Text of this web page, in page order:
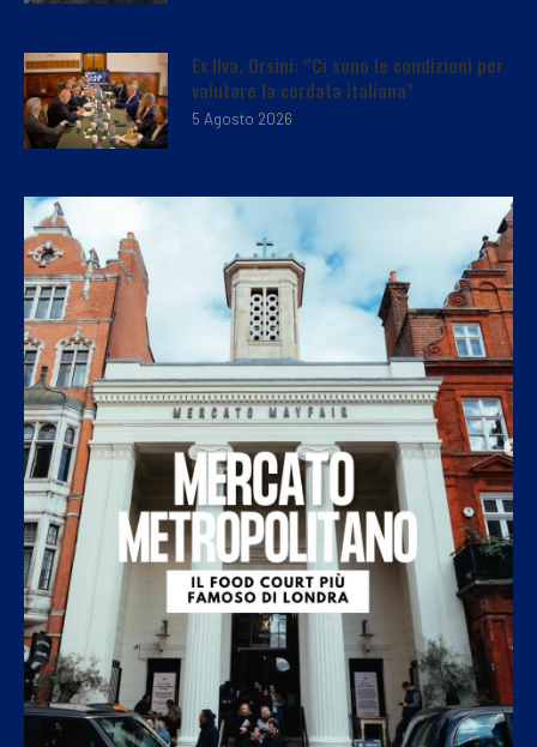
Ex Ilva, Orsini: “Ci sono le condizioni per
valutare la cordata italiana”
5 Agosto 2026